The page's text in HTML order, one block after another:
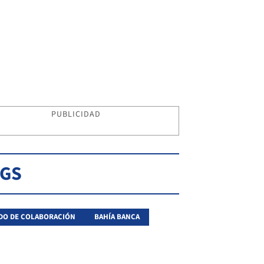
PUBLICIDAD
DE COLABORACIÓN BAHÍA BANCA